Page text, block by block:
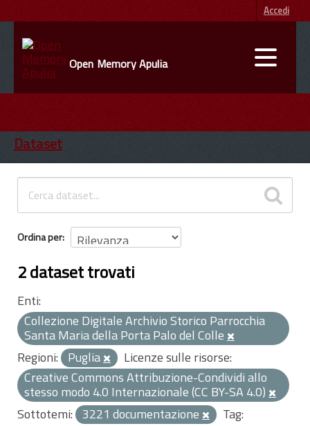
Accedi
Open Memory Apulia
ENTI
INFORMAZIONI
Dataset
Ordina per
2 dataset trovati
Enti:
Collezione Digitale Archivio Storico Parrocchia
Santa Maria della Porta Palo del Colle
Regioni: Puglia
Licenze sulle risorse:
Creative Commons Attribuzione-Condividi allo
stesso modo 4.0 Internazionale (CC BY-SA 4.0)
Sottotemi: 3221 documentazione
Tag: